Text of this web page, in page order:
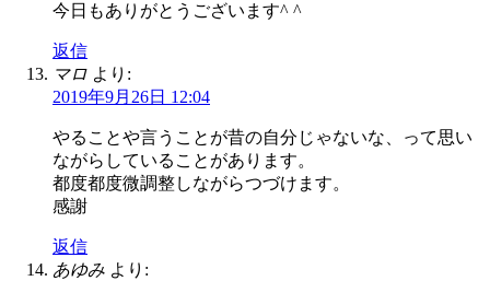
今日もありがとうございます^ ^
返信
マロ より:
2019年9月26日 12:04
やることや言うことが昔の自分じゃないな、って思い
ながらしていることがあります。
都度都度微調整しながらつづけます。
感謝
返信
あゆみ より: